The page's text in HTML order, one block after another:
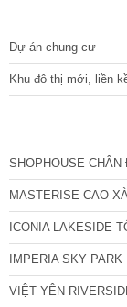
Dự án chung cư
Khu đô thị mới, liền
SHOPHOUSE
MASTERISE CAO
ICONIA LAKESIDE
IMPERIA SKY
VIỆT YÊN